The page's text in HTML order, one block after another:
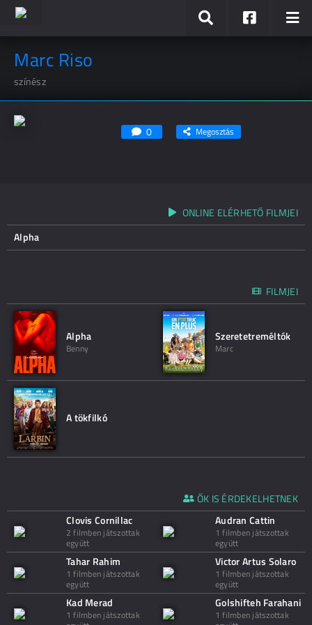
Marc Riso
színész
0 Megosztás
ONLINE ELÉRHETŐ FILMJEI
Alpha
FILMJEI
Alpha
Benny
Szeretetreméltók
Marc
A tökfilkó
ŐK IS ÉRDEKELHETNEK
Clovis Cornillac
2 filmben játszottak
együtt
Audran Cattin
1 filmben játszottak
együtt
Tahar Rahim
1 filmben játszottak
együtt
Victor Artus Solaro
1 filmben játszottak
együtt
Kad Merad
1 filmben játszottak
Golshifteh Farahani
1 filmben játszottak